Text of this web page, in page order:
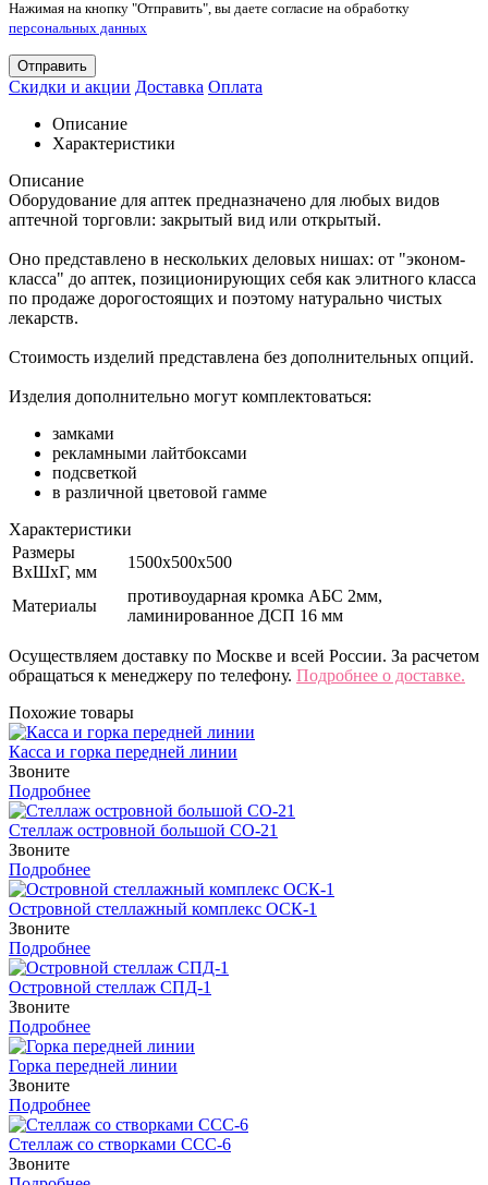
Нажимая на кнопку "Отправить", вы даете согласие на обработку
персональных данных
Отправить
Скидки и акции Доставка Оплата
Описание
Характеристики
Описание
Оборудование для аптек предназначено для любых видов
аптечной торговли: закрытый вид или открытый.
Оно представлено в нескольких деловых нишах: от "эконом-
класса" до аптек, позиционирующих себя как элитного класса
по продаже дорогостоящих и поэтому натурально чистых
лекарств.
Стоимость изделий представлена без дополнительных опций.
Изделия дополнительно могут комплектоваться:
замками
рекламными лайтбоксами
подсветкой
в различной цветовой гамме
Характеристики
Размеры
ВхШхГ, мм
1500x500х500
Материалы
противоударная кромка АБС 2мм,
ламинированное ДСП 16 мм
Осуществляем доставку по Москве и всей России. За расчетом
обращаться к менеджеру по телефону. Подробнее о доставке.
Похожие товары
Касса и горка передней линии
Звоните
Подробнее
Стеллаж островной большой СО-21
Звоните
Подробнее
Островной стеллажный комплекс ОСК-1
Звоните
Подробнее
Островной стеллаж СПД-1
Звоните
Подробнее
Горка передней линии
Звоните
Подробнее
Стеллаж со створками ССС-6
Звоните